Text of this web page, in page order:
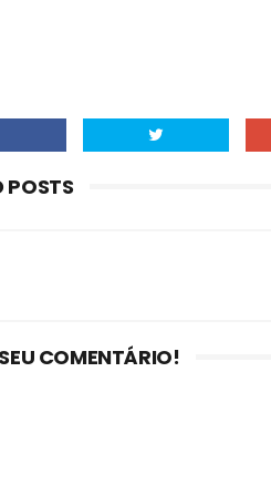
POSTS
COMENTÁRIO!